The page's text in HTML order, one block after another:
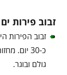
זבוב פירות
זבוב הפירות
כ-30
גולם ובוגר.